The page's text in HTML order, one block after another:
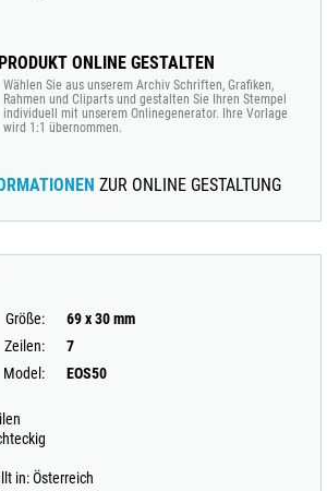
PRODUKT ONLINE GESTALTEN
Wählen Sie aus unserem Archiv Schriften, Grafiken,
Rahmen und Cliparts und gestalten Sie Ihren Stempel
individuell mit unserem Onlinegenerator. Ihre Vorlage
wird 1:1 übernommen.
ZUR ONLINE GESTALTUNG
Größe:
69 x 30 mm
Zeilen:
7
Model:
EOS50
in: Österreich